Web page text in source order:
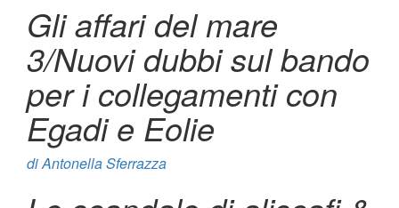
Gli affari del mare
3/Nuovi dubbi sul bando
per i collegamenti con
Egadi e Eolie
diAntonella Sferrazza